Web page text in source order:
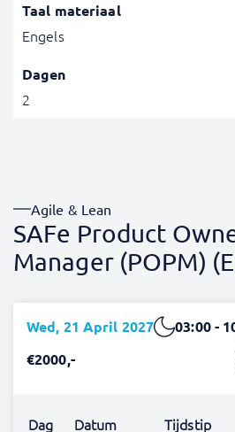
Taal materiaal
Engels
Dagen
2
Agile & Lean
SAFe Product
Manager (POPM)
Wed, 21 April 2027 03:00 -
€2000,-
Dag Datum Tijdstip